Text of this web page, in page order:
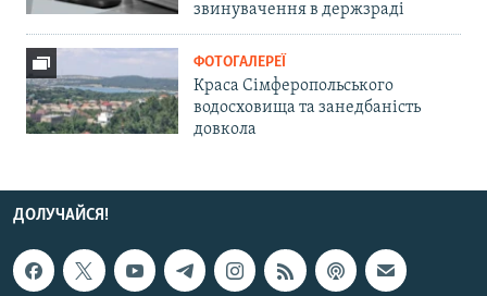
звинувачення в держзраді
ФОТОГАЛЕРЕЇ
Краса Сімферопольського
водосховища та занедбаність
довкола
ДОЛУЧАЙСЯ!